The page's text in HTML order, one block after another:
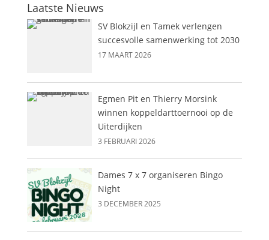
Laatste Nieuws
SV Blokzijl en Tamek verlengen
succesvolle samenwerking tot 2030
17 MAART 2026
Egmen Pit en Thierry Morsink
winnen koppeldarttoernooi op de
Uiterdijken
3 FEBRUARI 2026
Dames 7 x 7 organiseren Bingo
Night
3 DECEMBER 2025